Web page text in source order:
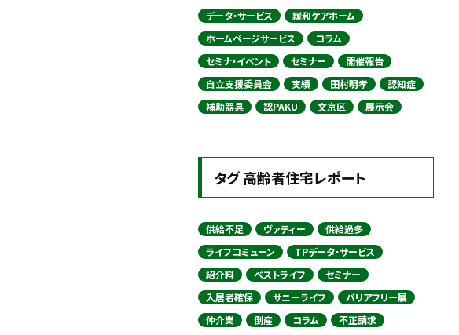
データ・サービス
緩和ケアホーム
ホームページサービス
コラム
セミナ・イベント
セミナー
開催報告
自立支援委員会
実績 田村明孝
認知症
補助器具
認PAKU 文京区 展示会
タグ 高齢者住宅レポート
供給不足 ヴァティー
供給過多
ライフコミューン
TPデータ・サービス
紹介料
ベストライフ
セミナー
入居者確保
サニーライフ
バリアフリー展
仲介業
倒産 コラム
不正請求